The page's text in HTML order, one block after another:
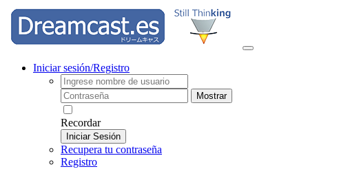
Iniciar sesión/Registro
Mostrar
Recordar
Iniciar Sesión
Recupera tu contraseña
Registro